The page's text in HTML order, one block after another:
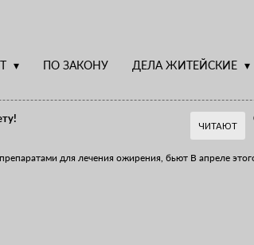
ПО ЗАКОНУ ДЕЛА ЖИТЕЙСКИЕ
для лечения ожирения, бьют
ЧИТАЮТ
В апреле